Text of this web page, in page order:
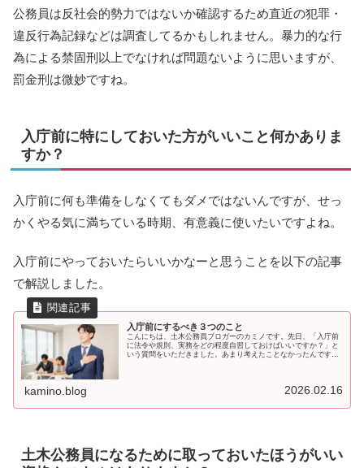
公務員は反社会的勢力ではないか確認するため直近の犯罪・
違反行為記録などは調査してるかもしれません。暴力的な行
為による禁固刑以上でなければ問題ないように思いますが、
罰金刑は微妙ですね。
入庁前に特にしておいた方がいいこと何かありま
すか？
入庁前に何も準備をしなくてもダメではないんですが、せっ
かくやる気に満ちている時期、有意義に使いたいですよね。
入庁前にやっておいたらいいかなーと思うことを以下の記事
で解説しました。
入庁前にするべき３つのこと
こんにちは、土木公務員ブロガーのカミノです。先日、「入庁前
に法令や規則、実務をどの程度自習しておけばいいですか？」と
いう質問をいただきました。あまり考えたことなかったんです
kamino.blog 2026.02.16
土木公務員になるために取っておいたほうがいい